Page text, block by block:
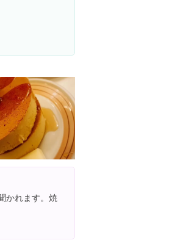
かれます。焼